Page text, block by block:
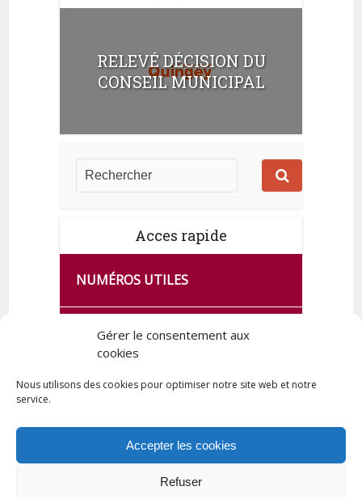
Gérer le consentement aux
cookies
Nous utilisons des cookies pour optimiser notre site web et notre
service.
Accepter les cookies
Refuser
RELEVÉ DÉCISION DU
CONSEIL MUNICIPAL
Acces rapide
NUMÉROS UTILES
CA SE PASSE À FRANCE SERVICES
DE QUINGEY
Tous droits réservés © 2023 Commune de Quingey / Création -